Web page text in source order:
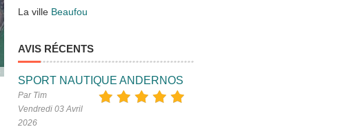
La ville Beaufou
AVIS RÉCENTS
SPORT NAUTIQUE ANDERNOS
Par Tim
Vendredi 03 Avril
2026